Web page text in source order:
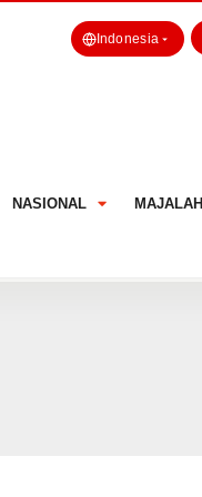
Indonesia
NASIONAL MAJALAH